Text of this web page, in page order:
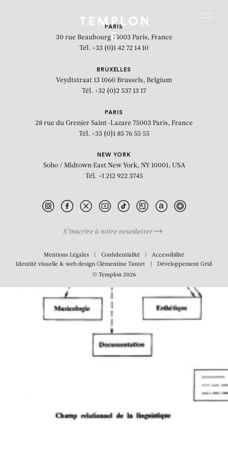
Champ relationnel de la linguistique
PARIS
30 rue Beaubourg 75003 Paris, France
Tél. +33 (0)1 42 72 14 10
BRUXELLES
Veydtstraat 13 1060 Brussels, Belgium
Tél. +32 (0)2 537 13 17
PARIS
28 rue du Grenier Saint-Lazare 75003 Paris, France
Tél. +33 (0)1 85 76 55 55
NEW YORK
Soho / Midtown East New York, NY 10001, USA
Tél. +1 212 922 3745
S’inscrire à notre newsletter
Mentions Légales Confidentialité
Accessibilité
Identité visuelle & web designClémentine Tantet Développement Grid
© Templon 2026